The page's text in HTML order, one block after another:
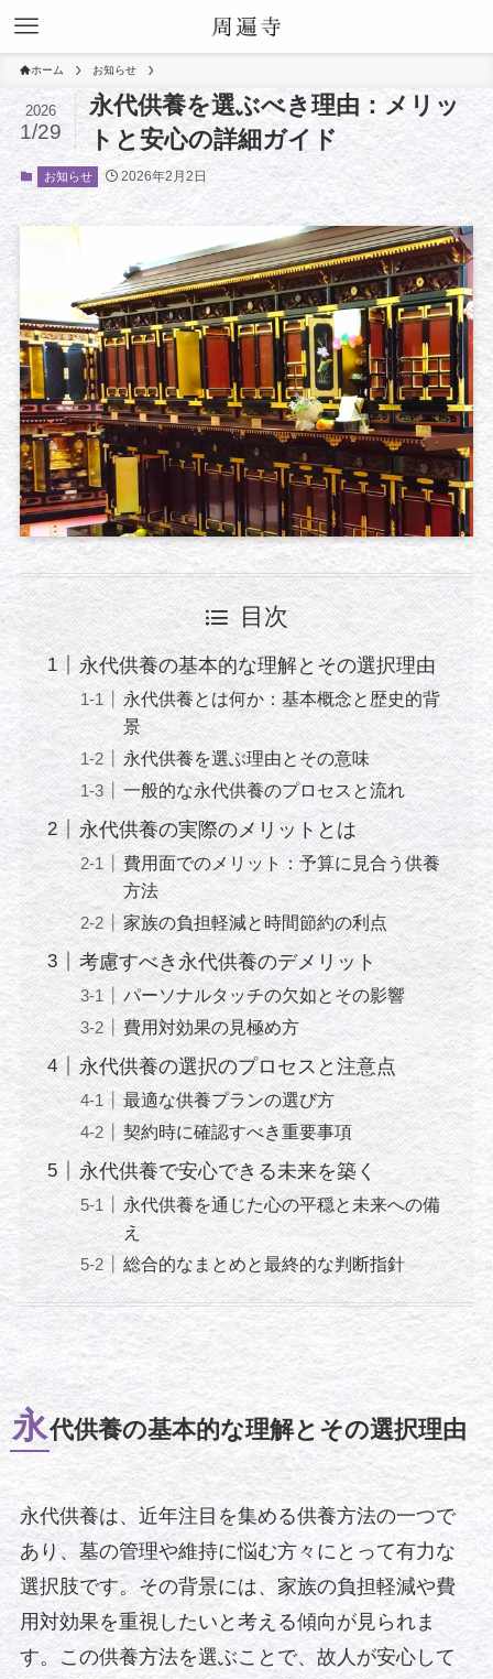
ホーム お知らせ
永代供養を選ぶべき理由：メリッ
トと安心の詳細ガイド
2026
1/29
お知らせ 2026年2月2日
目次
永代供養の基本的な理解とその選択理由
永代供養とは何か：基本概念と歴史的背
景
永代供養を選ぶ理由とその意味
一般的な永代供養のプロセスと流れ
永代供養の実際のメリットとは
費用面でのメリット：予算に見合う供養
方法
家族の負担軽減と時間節約の利点
考慮すべき永代供養のデメリット
パーソナルタッチの欠如とその影響
費用対効果の見極め方
永代供養の選択のプロセスと注意点
最適な供養プランの選び方
契約時に確認すべき重要事項
永代供養で安心できる未来を築く
永代供養を通じた心の平穏と未来への備
え
総合的なまとめと最終的な判断指針
永代供養の基本的な理解とその選択理由
永代供養は、近年注目を集める供養方法の一つで
あり、墓の管理や維持に悩む方々にとって有力な
選択肢です。その背景には、家族の負担軽減や費
用対効果を重視したいと考える傾向が見られま
す。この供養方法を選ぶことで、故人が安心して